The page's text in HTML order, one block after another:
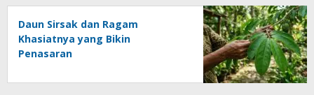
Daun Sirsak dan Ragam
Khasiatnya yang Bikin
Penasaran